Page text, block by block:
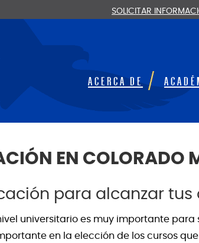
SOLICITAR
ACERCA DE
EN COLORADO
para alcanzar tus
universitario es muy importante
en la elección de los cursos